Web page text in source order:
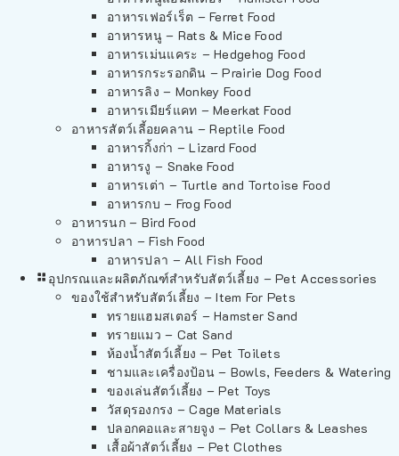
อาหารเฟอร์เร็ต – Ferret Food
อาหารหนู – Rats & Mice Food
อาหารเม่นแคระ – Hedgehog Food
อาหารกระรอกดิน – Prairie Dog Food
อาหารลิง – Monkey Food
อาหารเมียร์แคท – Meerkat Food
อาหารสัตว์เลี้อยคลาน – Reptile Food
อาหารกิ้งก่า – Lizard Food
อาหารงู – Snake Food
อาหารเต่า – Turtle and Tortoise Food
อาหารกบ – Frog Food
อาหารนก – Bird Food
อาหารปลา – Fish Food
อาหารปลา – All Fish Food
อุปกรณและผลิตภัณฑ์สำหรับสัตว์เลี้ยง – Pet Accessories
ของใช้สำหรับสัตว์เลี้ยง – Item For Pets
ทรายแฮมสเตอร์ – Hamster Sand
ทรายแมว – Cat Sand
ห้องน้ำสัตว์เลี้ยง – Pet Toilets
ชามและเครื่องป้อน – Bowls, Feeders & Watering
ของเล่นสัตว์เลี้ยง – Pet Toys
วัสดุรองกรง – Cage Materials
ปลอกคอและสายจูง – Pet Collars & Leashes
เสื้อผ้าสัตว์เลี้ยง – Pet Clothes